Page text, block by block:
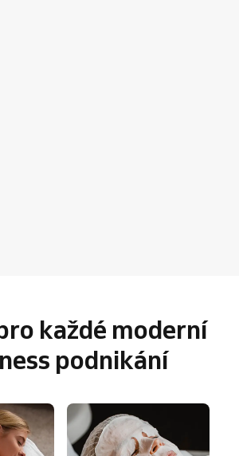
každé moderní
podnikání